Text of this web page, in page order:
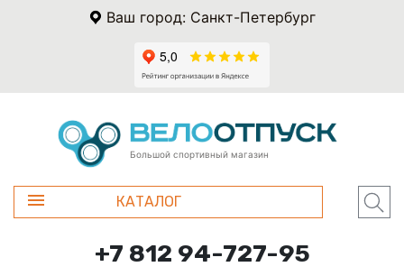
Ваш город: Санкт-Петербург
Большой спортивный магазин
КАТАЛОГ
+7 812 94-727-95